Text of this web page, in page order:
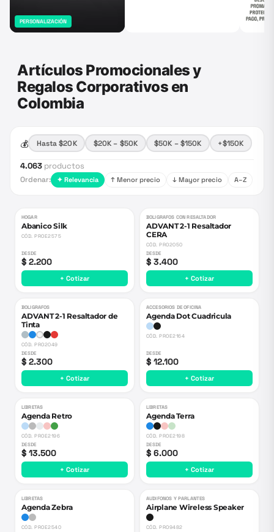
PERSONALIZACIÓN
Artículos Promocionales y
Regalos Corporativos en
Colombia
💰 Hasta $20K $20K – $50K $50K – $150K +$150K
4.063 productos
Ordenar: ✦ Relevancia ↑ Menor precio ↓ Mayor precio A–Z
HOGAR
Abanico Silk
CÓD.PROE2575
DESDE
$ 2.200
+ Cotizar
BOLIGRAFOS CON RESALTADOR
ADVANT 2-1 Resaltador
CERA
CÓD.PRO2050
DESDE
$ 3.400
+ Cotizar
BOLIGRAFOS
ADVANT 2-1 Resaltador de
Tinta
CÓD.PRO2049
DESDE
$ 2.300
+ Cotizar
ACCESORIOS DE OFICINA
Agenda Dot Cuadricula
CÓD.PROE2164
DESDE
$ 12.100
+ Cotizar
LIBRETAS
Agenda Retro
CÓD.PROE2196
DESDE
$ 13.500
+ Cotizar
LIBRETAS
Agenda Terra
CÓD.PROE2198
DESDE
$ 6.000
+ Cotizar
LIBRETAS
Agenda Zebra
CÓD.PROE2540
AUDIFONOS Y PARLANTES
Airplane Wireless Speaker
CÓD.PRO9482